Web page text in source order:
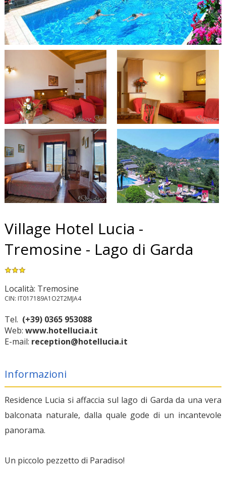
Village Hotel Lucia -
Tremosine - Lago di Garda
Località: Tremosine
CIN: IT017189A1O2T2MJA4
Tel. (+39) 0365 953088
Web: www.hotellucia.it
E-mail: reception@hotellucia.it
Informazioni
Residence Lucia si affaccia sul lago di Garda da una vera
balconata naturale, dalla quale gode di un incantevole
panorama.
Un piccolo pezzetto di Paradiso!